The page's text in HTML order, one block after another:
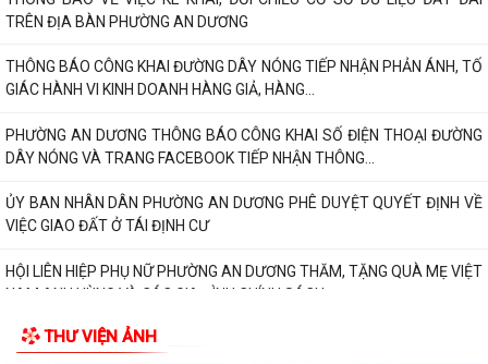
THÔNG BÁO CÔNG KHAI ĐƯỜNG DÂY NÓNG TIẾP NHẬN PHẢN ÁNH, TỐ
GIÁC HÀNH VI KINH DOANH HÀNG GIẢ, HÀNG...
PHƯỜNG AN DƯƠNG THÔNG BÁO CÔNG KHAI SỐ ĐIỆN THOẠI ĐƯỜNG
DÂY NÓNG VÀ TRANG FACEBOOK TIẾP NHẬN THÔNG...
ỦY BAN NHÂN DÂN PHƯỜNG AN DƯƠNG PHÊ DUYỆT QUYẾT ĐỊNH VỀ
VIỆC GIAO ĐẤT Ở TÁI ĐỊNH CƯ
HỘI LIÊN HIỆP PHỤ NỮ PHƯỜNG AN DƯƠNG THĂM, TẶNG QUÀ MẸ VIỆT
NAM ANH HÙNG VÀ CÁC GIA ĐÌNH CHÍNH SÁCH...
Phường An Dương tổ chức hội nghị xét duyệt giao đất tái định cư cho
Ban Chỉ huy Quân sự phường An Dương trao Quyết định bổ nhiệm Tổ
THƯ VIỆN ẢNH